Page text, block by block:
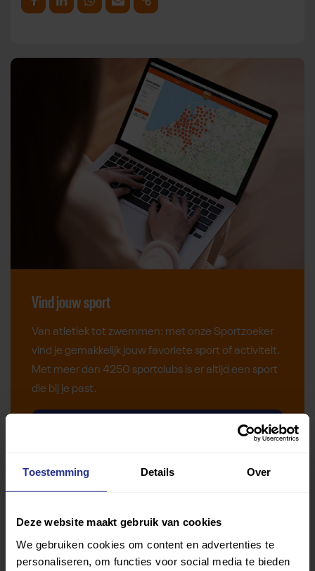
Toestemming Details Over
Deze website maakt gebruik van cookies
We gebruiken cookies om content en advertenties te
personaliseren, om functies voor social media te bieden
Deel op Facebook
Deel op LinkedinDeel op Whatsapp
Mail link Kopieer link
Vind jouw sport
Van atletiek tot zwemmen: met onze Sportzoeker
vind je gemakkelijk jouw favoriete sport of activiteit.
Met meer dan 4250 sportclubs is er altijd een sport
die bij je past.
Ervaringen Esports Gezondheid Inspiratie